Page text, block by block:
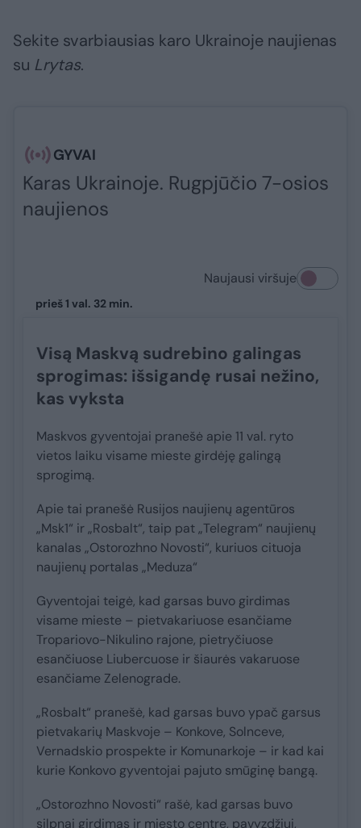
Sekite svarbiausias karo Ukrainoje naujienas
su Lrytas.​​​
GYVAI
Karas Ukrainoje. Rugpjūčio 7-osios
naujienos
Naujausi viršuje
prieš 1 val. 32 min.
Visą Maskvą sudrebino galingas
sprogimas: išsigandę rusai nežino,
kas vyksta
Maskvos gyventojai pranešė apie 11 val. ryto
vietos laiku visame mieste girdėję galingą
sprogimą.
Apie tai pranešė Rusijos naujienų agentūros
„Msk1“ ir „Rosbalt“, taip pat „Telegram“ naujienų
kanalas „Ostorozhno Novosti“, kuriuos cituoja
naujienų portalas „Meduza“
Gyventojai teigė, kad garsas buvo girdimas
visame mieste – pietvakariuose esančiame
Tropariovo-Nikulino rajone, pietryčiuose
esančiuose Liubercuose ir šiaurės vakaruose
esančiame Zelenograde.
„Rosbalt“ pranešė, kad garsas buvo ypač garsus
pietvakarių Maskvoje – Konkove, Solnceve,
Vernadskio prospekte ir Komunarkoje – ir kad kai
kurie Konkovo gyventojai pajuto smūginę bangą.
„Ostorozhno Novosti“ rašė, kad garsas buvo
silpnai girdimas ir miesto centre, pavyzdžiui,